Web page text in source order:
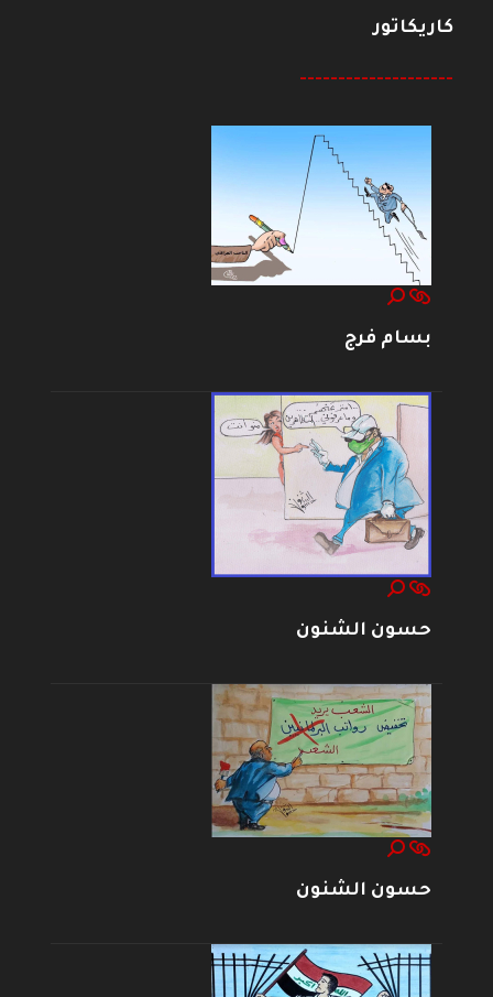
كاريكاتور
--------------------
بسام فرج
حسون الشنون
حسون الشنون